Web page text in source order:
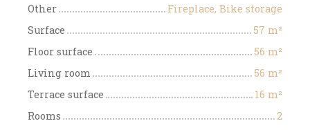
Other
Fireplace, Bike storage
Surface
57 m²
Floor surface
56 m²
Living room
56 m²
Terrace surface
16 m²
Rooms
2